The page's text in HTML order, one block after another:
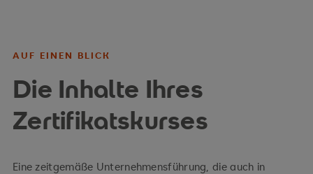
AUF EINEN BLICK
Die Inhalte Ihres
Zertifikatskurses
Eine zeitgemäße Unternehmensführung, die auch in